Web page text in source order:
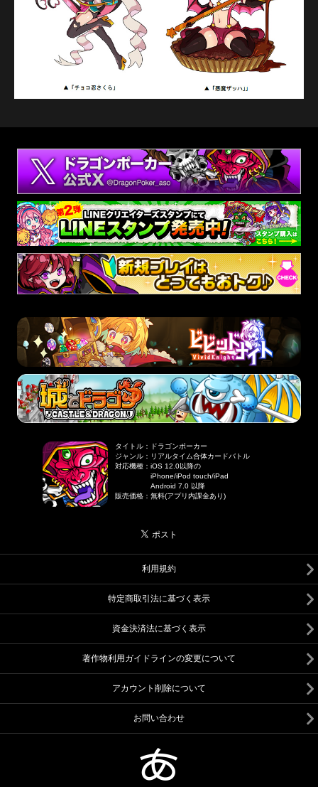
タイトル ：
ドラゴンポーカー
ジャンル ： リアルタイム合体カードバトル
対応機種 ：iOS 12.0以降の
iPhone/iPod touch/iPad
Android 7.0 以降
販売価格 ：無料(アプリ内課金あり)
利用規約
特定商取引法に基づく表示
資金決済法に基づく表示
著作物利用ガイドラインの変更について
アカウント削除について
お問い合わせ